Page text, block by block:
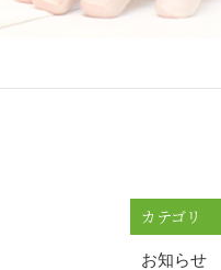
カテゴリ
お知らせ